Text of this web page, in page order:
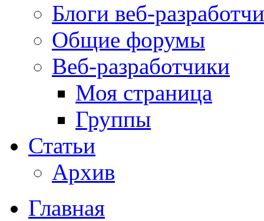
Блоги веб-
Общие форумы
Веб-разработчики
Моя страница
Группы
Статьи
Архив
Главная